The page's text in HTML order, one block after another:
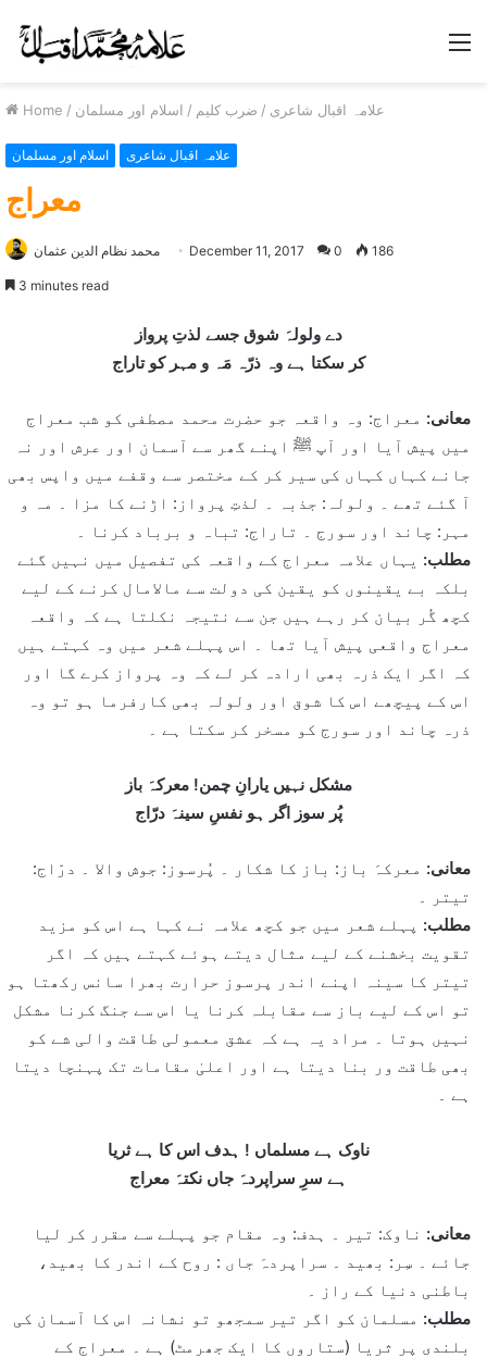
Home / علامہ اقبال شاعری / ضرب کلیم / اسلام اور مسلمان
اسلام اور مسلمان علامہ اقبال شاعری
معراج
محمد نظام الدین عثمان December 11, 2017 0 186
3 minutes read
دے ولولہَ شوق جسے لذتِ پرواز
کر سکتا ہے وہ ذرّہ مَہ و مہر کو تاراج
معانی: معراج: وہ واقعہ جو حضرت محمد مصطفی کو شب معراج
میں پیش آیا اور آپ ﷺ اپنے گھر سے آسمان اور عرش اور نہ
جانے کہاں کہاں کی سیر کر کے مختصر سے وقفے میں واپس بھی
آ گئے تھے ۔ ولولہ: جذبہ ۔ لذتِ پرواز: اڑنے کا مزا ۔ مہ و
مہر: چاند اور سورج ۔ تاراج: تباہ و برباد کرنا ۔
مطلب: یہاں علامہ معراج کے واقعہ کی تفصیل میں نہیں گئے
بلکہ بے یقینوں کو یقین کی دولت سے مالامال کرنے کے لیے
کچھ گُر بیان کر رہے ہیں جن سے نتیجہ نکلتا ہے کہ واقعہ
معراج واقعی پیش آیا تھا ۔ اس پہلے شعر میں وہ کہتے ہیں
کہ اگر ایک ذرہ بھی ارادہ کر لے کہ وہ پرواز کرے گا اور
اس کے پیچھے اس کا شوق اور ولولہ بھی کارفرما ہو تو وہ
ذرہ چاند اور سورج کو مسخر کر سکتا ہے ۔
مشکل نہیں یارانِ چمن! معرکہَ باز
پُر سوز اگر ہو نفسِ سینہَ درّاج
معانی: معرکہَ باز: باز کا شکار ۔ پُرسوز: جوش والا ۔ درّاج:
تیتر ۔
مطلب: پہلے شعر میں جو کچھ علامہ نے کہا ہے اس کو مزید
تقویت بخشنے کے لیے مثال دیتے ہوئے کہتے ہیں کہ اگر
تیتر کا سینہ اپنے اندر پرسوز حرارت بھرا سانس رکھتا ہو
تو اس کے لیے باز سے مقابلہ کرنا یا اس سے جنگ کرنا مشکل
نہیں ہوتا ۔ مراد یہ ہے کہ عشق معمولی طاقت والی شے کو
بھی طاقت ور بنا دیتا ہے اور اعلیٰ مقامات تک پہنچا دیتا
ہے ۔
ناوک ہے مسلماں ! ہدف اس کا ہے ثریا
ہے سرِ سراپردہَ جاں نکتہَ معراج
معانی: ناوک: تیر ۔ ہدف: وہ مقام جو پہلے سے مقرر کر لیا
جائے ۔ سِر: بھید ۔ سراپردہَ جاں : روح کے اندر کا بھید،
باطنی دنیا کے راز ۔
مطلب: مسلمان کو اگر تیر سمجھو تو نشانہ اس کا آسمان کی
بلندی پر ثریا (ستاروں کا ایک جھرمٹ) ہے ۔ معراج کے